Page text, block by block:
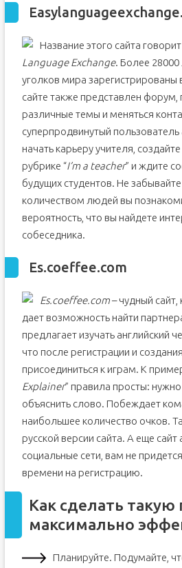
Название этого сайта
Language Exchange. Более
уголков мира зарегистрированы
сайте также представлен
различные темы и меняться
суперпродвинутый
начать карьеру учителя,
рубрике “I’m a teacher” и ждите
будущих студентов. Не
количеством людей вы
вероятность, что вы найдете
собеседника.
Es.coeffee.com
Es.coeffee.com– чудный сайт,
дает возможность найти
предлагает изучать английский
что после регистрации и
присоединиться к играм. К
Explainer” правила просты: нужно
объяснить слово. Побеждает
наибольшее количество очков.
русской версии сайта. А еще
социальные сети, вам не
времени на регистрацию.
Как сделать такую
максимально
Планируйте. Подумайте,